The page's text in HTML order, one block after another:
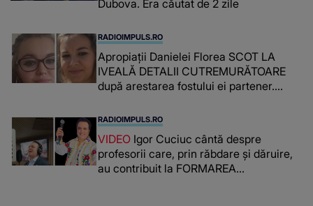
Dubova. Era căutat de 2 zile
RADIOIMPULS.RO
Apropiații Danielei Florea SCOT LA
IVEALĂ DETALII CUTREMURĂTOARE
după arestarea fostului ei partener.
românca ucisă în Italia și ascunsă în
lada unui pat: " Îmi pare rău că nu am
reușit să fac mai mult pentru ea și..."
RADIOIMPULS.RO
VIDEO Igor Cuciuc cântă despre
profesorii care, prin răbdare și dăruire,
au contribuit la FORMAREA